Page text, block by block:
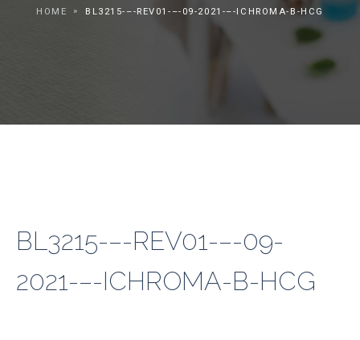
HOME BL3215-–-REV01-–-09-2021-–-ICHROMA-B-HCG
BL3215-–-REV01-–-09-
2021-–-ICHROMA-B-HCG